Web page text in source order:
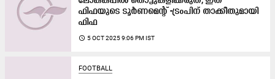
ഫിഫയുടെ ടൂർണമെന്റ് -ട്രംപിന് താക്കീതുമായി
ഫിഫ
access_time 5 OCT 2025 9:06 PM IST
FOOTBALL